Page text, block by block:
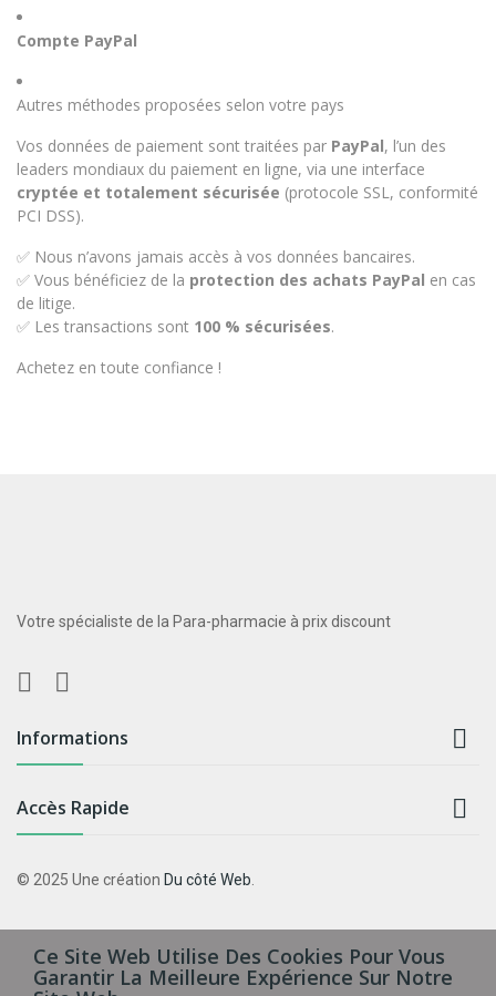
Compte PayPal
Autres méthodes proposées selon votre pays
Vos données de paiement sont traitées par PayPal, l’un des
leaders mondiaux du paiement en ligne, via une interface
cryptée et totalement sécurisée (protocole SSL, conformité
PCI DSS).
✅ Nous n’avons jamais accès à vos données bancaires.
✅ Vous bénéficiez de la protection des achats PayPal en cas
de litige.
✅ Les transactions sont 100 % sécurisées.
Achetez en toute confiance !
Votre spécialiste de la Para-pharmacie à prix discount
Informations 
Accès Rapide 
© 2025 Une création Du côté Web
Ce Site Web Utilise Des Cookies Pour Vous
Garantir La Meilleure Expérience Sur Notre